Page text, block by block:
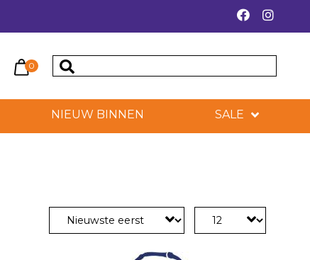
0
NIEUW BINNEN SALE